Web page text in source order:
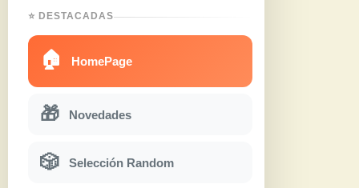
⭐ DESTACADAS
🏠 HomePage
🎁 Novedades
🎲 Selección Random